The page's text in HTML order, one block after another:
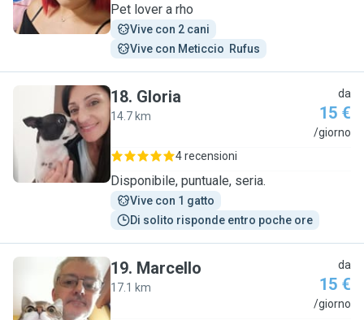
Pet lover a rho
Vive con 2 cani
Vive con Meticcio  Rufus
G
18. Gloria
14.7 km
da
15 €
/giorno
4 recensioni
Disponibile, puntuale, seria.
Vive con 1 gatto
Di solito risponde entro poche ore
M
19. Marcello
17.1 km
da
15 €
/giorno